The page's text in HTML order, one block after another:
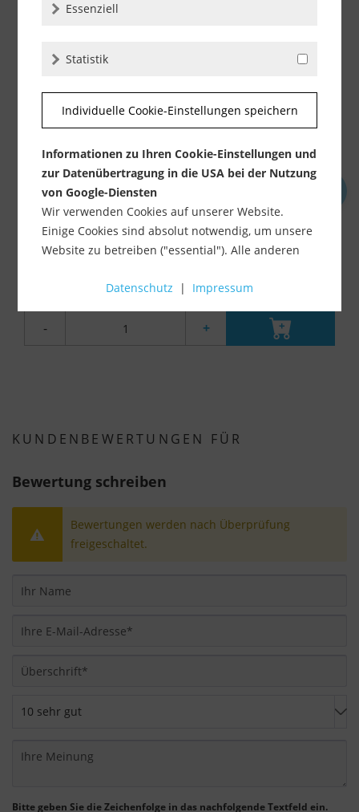
Fugenspachtel Silikonglätter Glättfix Silikon
Lieferzeit ca. 1-3 Werktage
zzgl. Versandkosten
- +
KUNDENBEWERTUNGEN FÜR
Bewertung schreiben
Bewertungen werden nach Überprüfung
freigeschaltet.
Bitte geben Sie die Zeichenfolge in das nachfolgende Textfeld ein.
Essenziell
Statistik
Individuelle Cookie-Einstellungen speichern
Informationen zu Ihren Cookie-Einstellungen und
zur Datenübertragung in die USA bei der Nutzung
von Google-Diensten
Wir verwenden Cookies auf unserer Website.
Einige Cookies sind absolut notwendig, um unsere
Website zu betreiben ("essential"). Alle anderen
Verwendung zustimmen (z. B. für Google Maps).
Über die Auswahl bestimmter Cookies in den
Akkordeon-Elementen können Sie wählen, ob Sie
Die Zustimmung zur Verwendung von nicht
Einstellungen auch nachträglich über die
Schaltfläche "Cookie-Einstellungen" ändern, die Sie
Informationen finden Sie in unseren
Datenschutzbestimmungen.
Wir nutzen Google Analytics, um eine
Auswertung der Website zu erhalten, um die
Dabei wird das Nutzerverhalten an Google LLC
verarbeitet, die von Google zu eigenen Zwecken,
anderen Nutzungsdaten verwendet werden.
Datenschutz | Impressum